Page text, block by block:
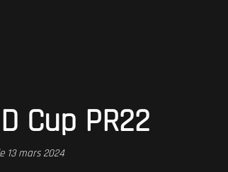
Cup PR22
13 mars 2024